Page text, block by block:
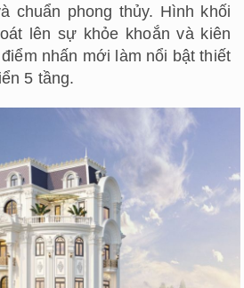
chuẩn phong thủy. Hình khối
lên sự khỏe khoắn và kiên
nhấn mới làm nổi bật thiết
5 tầng.